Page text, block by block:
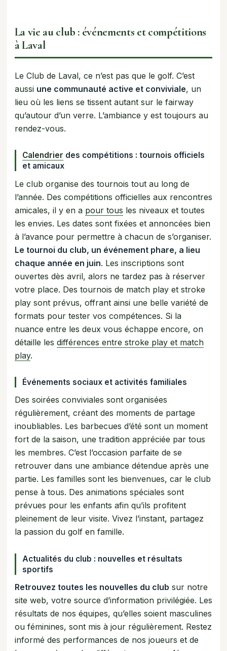
La vie au club : événements et compétitions
à Laval
Le Club de Laval, ce n’est pas que le golf. C’est
aussi une communauté active et conviviale, un
lieu où les liens se tissent autant sur le fairway
qu’autour d’un verre. L’ambiance y est toujours au
rendez-vous.
Calendrier des compétitions : tournois officiels
et amicaux
Le club organise des tournois tout au long de
l’année. Des compétitions officielles aux rencontres
amicales, il y en a pour tous les niveaux et toutes
les envies. Les dates sont fixées et annoncées bien
à l’avance pour permettre à chacun de s’organiser.
Le tournoi du club, un événement phare, a lieu
chaque année en juin. Les inscriptions sont
ouvertes dès avril, alors ne tardez pas à réserver
votre place. Des tournois de match play et stroke
play sont prévus, offrant ainsi une belle variété de
formats pour tester vos compétences. Si la
nuance entre les deux vous échappe encore, on
détaille les différences entre stroke play et match
play.
Événements sociaux et activités familiales
Des soirées conviviales sont organisées
régulièrement, créant des moments de partage
inoubliables. Les barbecues d’été sont un moment
fort de la saison, une tradition appréciée par tous
les membres. C’est l’occasion parfaite de se
retrouver dans une ambiance détendue après une
partie. Les familles sont les bienvenues, car le club
pense à tous. Des animations spéciales sont
prévues pour les enfants afin qu’ils profitent
pleinement de leur visite. Vivez l’instant, partagez
la passion du golf en famille.
Actualités du club : nouvelles et résultats
sportifs
Retrouvez toutes les nouvelles du club sur notre
site web, votre source d’information privilégiée. Les
résultats de nos équipes, qu’elles soient masculines
ou féminines, sont mis à jour régulièrement. Restez
informé des performances de nos joueurs et de